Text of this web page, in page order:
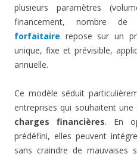
plusieurs paramètres
financement, nombre de
forfaitaire repose sur un
unique, fixe et prévisible,
annuelle.
Ce modèle séduit
entreprises qui souhaitent une
charges financières. En
prédéfini, elles peuvent
sans craindre de mauvaises